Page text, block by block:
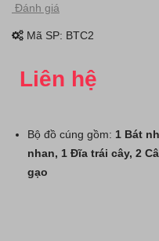
Đánh giá
Mã SP: BTC2
Liên hệ
Bộ đồ cúng gồm: 1 Bát
nhan, 1 Đĩa trái cây, 2
gạo